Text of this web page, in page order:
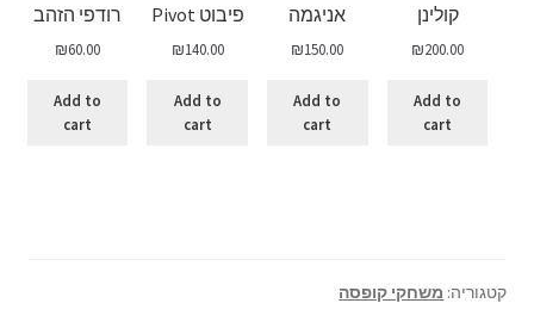
קולינן
₪200.00
Add to
cart
אניגמה
₪150.00
Add to
cart
פיבוט Pivot
₪140.00
Add to
cart
רודפי הזהב
₪60.00
Add to
cart
קטגוריה: משחקי קופסה